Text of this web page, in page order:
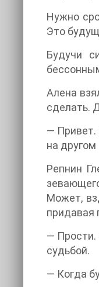
Нужно
Это
Будучи
Алена
сделать.
— Привет.
на другом
Репнин
Может,
придавая
— Прости.
судьбой.
— Когда